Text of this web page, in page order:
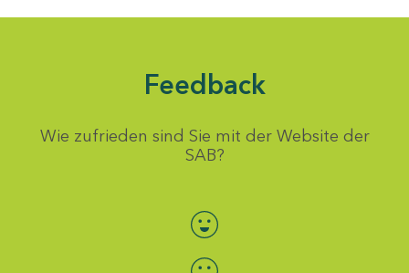
Feedback
Wie zufrieden sind Sie mit der Website der
SAB?
Bewertung auswählen